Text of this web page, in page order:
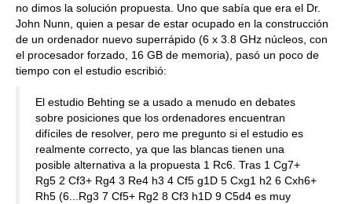
no dimos la solución propuesta. Uno que sabía que era el Dr.
John Nunn, quien a pesar de estar ocupado en la construcción
de un ordenador nuevo superrápido (6 x 3.8 GHz núcleos, con
el procesador forzado, 16 GB de memoria), pasó un poco de
tiempo con el estudio escribió:
El estudio Behting se a usado a menudo en debates
sobre posiciones que los ordenadores encuentran
difíciles de resolver, pero me pregunto si el estudio es
realmente correcto, ya que las blancas tienen una
posible alternativa a la propuesta 1 Rc6. Tras 1 Cg7+
Rg5 2 Cf3+ Rg4 3 Re4 h3 4 Cf5 g1D 5 Cxg1 h2 6 Cxh6+
Rh5 (6...Rg3 7 Cf5+ Rg2 8 Cf3 h1D 9 C5d4 es muy